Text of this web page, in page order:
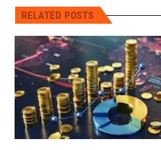
RELATED POSTS